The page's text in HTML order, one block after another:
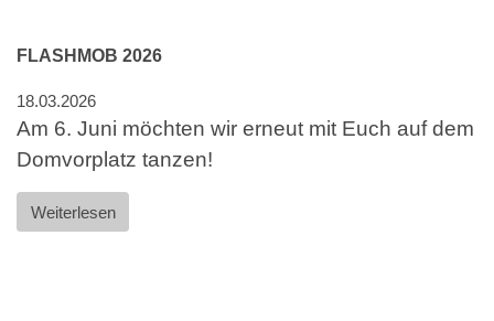
FLASHMOB 2026
18.03.2026
Am 6. Juni möchten wir erneut mit Euch auf dem
Domvorplatz tanzen!
Weiterlesen